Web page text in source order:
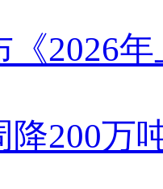
《2026
降200万